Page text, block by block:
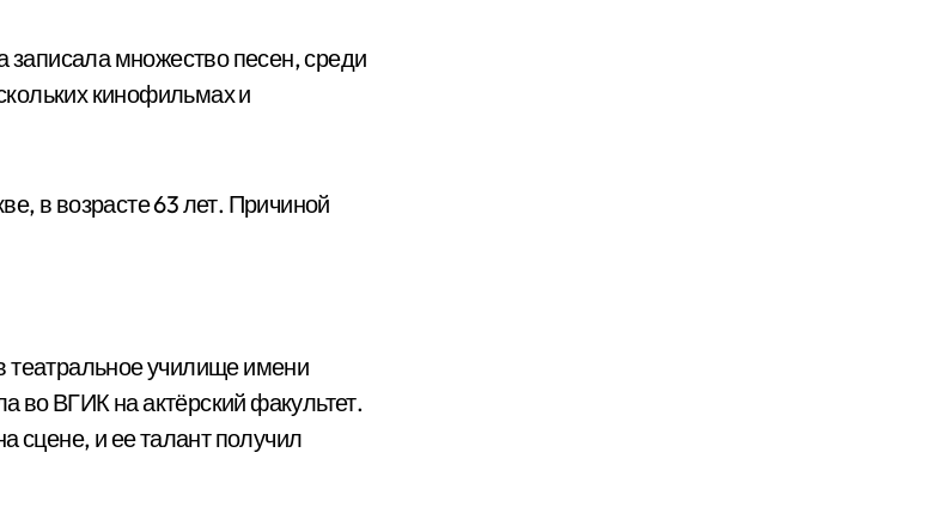
множество песен, среди
кинофильмах и
в возрасте 63 лет. Причиной
театральное училище имени
во ВГИК на актёрский факультет.
сцене, и ее талант получил